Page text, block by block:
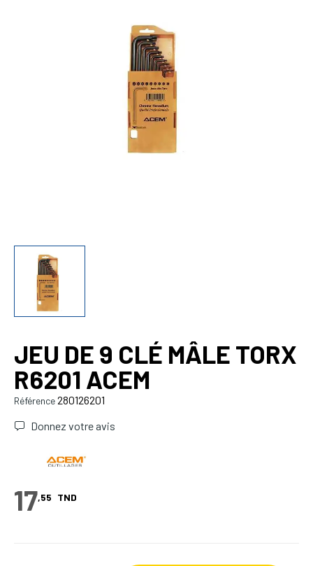
JEU DE 9 CLÉ MÂLE TORX
R6201 ACEM
Référence280126201
Donnez votre avis
17,55 TND